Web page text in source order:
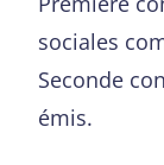
sociales
Seconde
émis.